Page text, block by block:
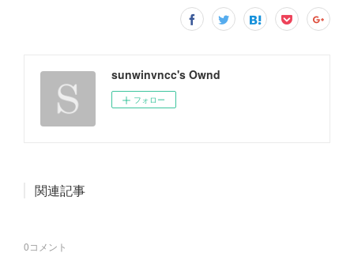
sunwinvncc's Ownd
フォロー
関連記事
0コメント